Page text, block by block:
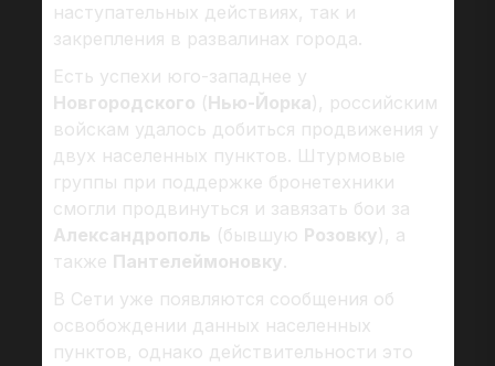
наступательных действиях, так и
закрепления в развалинах города.
Есть успехи юго-западнее у
Новгородского ( Нью-Йорка), российским
войскам удалось добиться продвижения у
двух населенных пунктов. Штурмовые
группы при поддержке бронетехники
смогли продвинуться и завязать бои за
Александрополь (бывшую Розовку), а
также Пантелеймоновку.
В Сети уже появляются сообщения об
освобождении данных населенных
пунктов, однако действительности это